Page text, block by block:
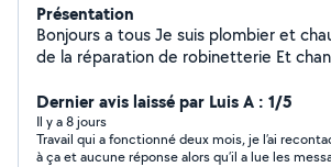
Présentation
Bonjours a tous Je suis plombier et chauffagiste Je fait
de la réparation de robinetterie Et changement de
Dernier avis laissé par Luis A : 1/5
Il y a 8 jours
Travail qui a fonctionné deux mois, je l’ai
à ça et aucune réponse alors qu’il a lue les